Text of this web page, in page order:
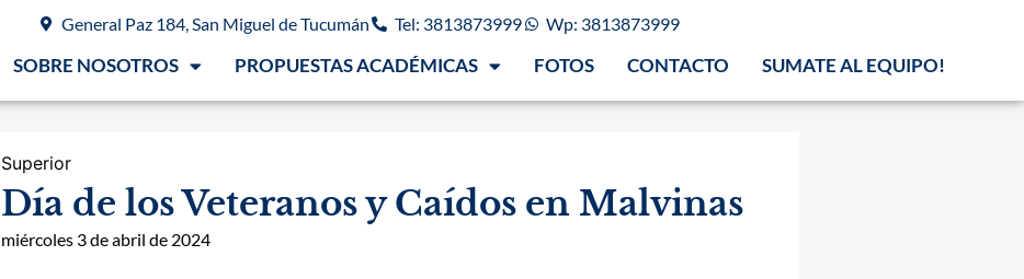
General Paz 184, San Miguel de Tucumán Tel: 3813873999 Wp: 3813873999
SOBRE NOSOTROS PROPUESTAS ACADÉMICAS FOTOS CONTACTO SUMATE AL EQUIPO!
Superior
Día de los Veteranos y Caídos en Malvinas
miércoles 3 de abril de 2024